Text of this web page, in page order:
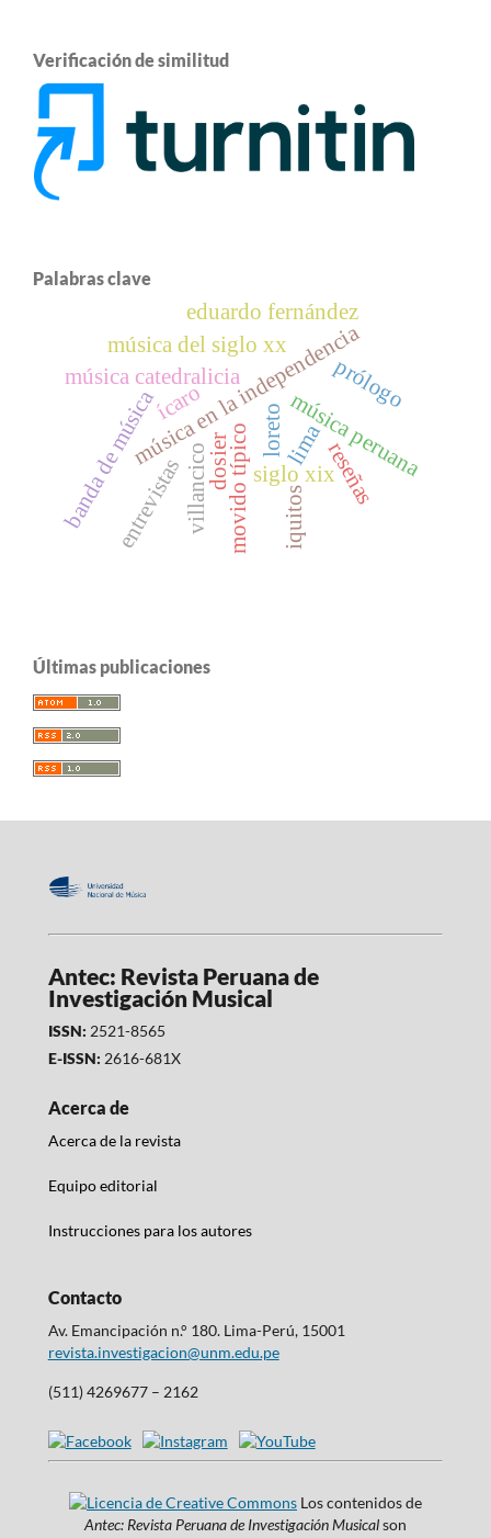
Verificación de similitud
Palabras clave
villancico siglo xix
música en la independencia
música peruana
música catedralicia
banda de música lima
música del siglo xx
dosier
entrevistas reseñas
iquitos
eduardo fernández
loreto
ícaro
movido típico
prólogo
Últimas publicaciones
Antec: Revista Peruana de
Investigación Musical
ISSN: 2521-8565
E-ISSN: 2616-681X
Acerca de
Acerca de la revista
Equipo editorial
Instrucciones para los autores
Contacto
Av. Emancipación n.° 180. Lima-Perú, 15001
revista.investigacion@unm.edu.pe
(511) 4269677 – 2162
Los contenidos de
Antec: Revista Peruana de Investigación Musicalson